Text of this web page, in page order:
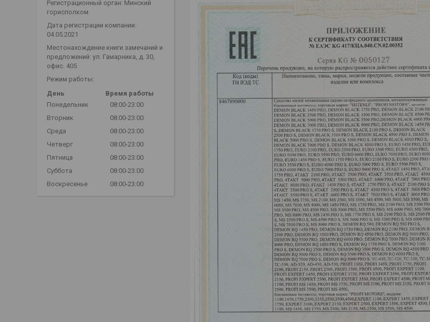
Регистрационный орган: Минский
горисполком
Дата регистрации компании:
04.05.2021
Местонахождение книги замечаний и
предложений: ул. Гамарника, д. 30,
офис. 405
Режим работы:
День
Время работы
Понедельник
08:00-23:00
Вторник
08:00-23:00
Среда
08:00-23:00
Четверг
08:00-23:00
Пятница
08:00-23:00
Суббота
08:00-23:00
Воскресенье
08:00-23:00